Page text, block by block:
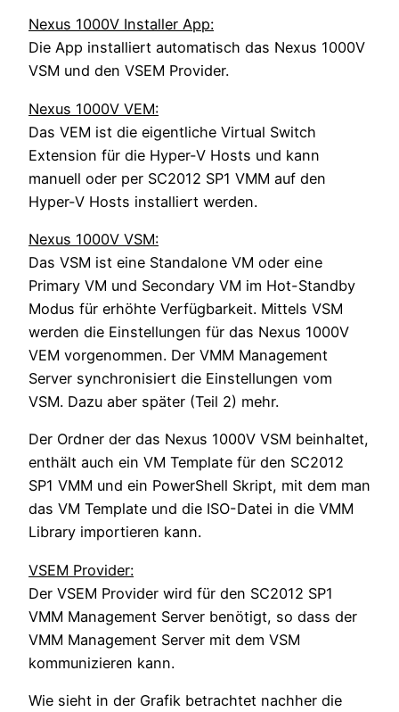
Nexus 1000V Installer App:
Die App installiert automatisch das Nexus 1000V
VSM und den VSEM Provider.
Nexus 1000V VEM:
Das VEM ist die eigentliche Virtual Switch
Extension für die Hyper-V Hosts und kann
manuell oder per SC2012 SP1 VMM auf den
Hyper-V Hosts installiert werden.
Nexus 1000V VSM:
Das VSM ist eine Standalone VM oder eine
Primary VM und Secondary VM im Hot-Standby
Modus für erhöhte Verfügbarkeit. Mittels VSM
werden die Einstellungen für das Nexus 1000V
VEM vorgenommen. Der VMM Management
Server synchronisiert die Einstellungen vom
VSM. Dazu aber später (Teil 2) mehr.
Der Ordner der das Nexus 1000V VSM beinhaltet,
enthält auch ein VM Template für den SC2012
SP1 VMM und ein PowerShell Skript, mit dem man
das VM Template und die ISO-Datei in die VMM
Library importieren kann.
VSEM Provider:
Der VSEM Provider wird für den SC2012 SP1
VMM Management Server benötigt, so dass der
VMM Management Server mit dem VSM
kommunizieren kann.
Wie sieht in der Grafik betrachtet nachher die